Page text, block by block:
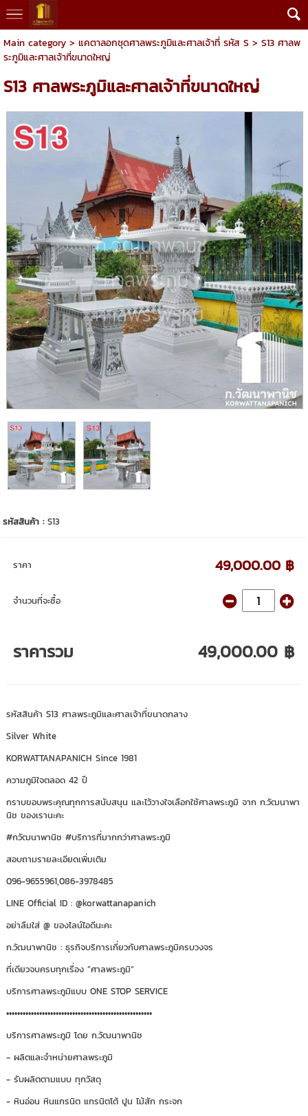
Main category> แคตาลอกชุดศาลพระภูมิและศาลเจ้าที่ รหัส S> S13 ศาลพ
ระภูมิและศาลเจ้าที่ขนาดใหญ่
S13 ศาลพระภูมิและศาลเจ้าที่ขนาดใหญ่
รหัสสินค้า :S13
ราคา 49,000.00 ฿
จำนวนที่จะซื้อ
ราคารวม 49,000.00 ฿
รหัสสินค้า S13 ศาลพระภูมิและศาลเจ้าที่ขนาดกลาง
Silver White
KORWATTANAPANICH Since 1981
ความภูมิใจตลอด 42 ปี
กราบขอบพระคุณทุกการสนับสนุน และไว้วางใจเลือกใช้ศาลพระภูมิ จาก ก.วัฒนาพา
นิช ของเรานะคะ
#กวัฒนาพานิช #บริการที่มากกว่าศาลพระภูมิ
สอบถามรายละเอียดเพิ่มเติม
096-9655961,086-3978485
LINE Official ID : @korwattanapanich
อย่าลืมใส่ @ ของไลน์ไอดีนะคะ
ก.วัฒนาพานิช : ธุรกิจบริการเกี่ยวกับศาลพระภูมิครบวงจร
ที่เดียวจบครบทุกเรื่อง ”ศาลพระภูมิ“
บริการศาลพระภูมิแบบ ONE STOP SERVICE
•••••••••••••••••••••••••••••••••••••••••••••••••••••
บริการศาลพระภูมิ โดย ก.วัฒนาพานิช
- ผลิตและจำหน่ายศาลพระภูมิ
- รับผลิตตามแบบ ทุกวัสดุ
- หินอ่อน หินแกรนิต แกรนิตโต้ ปูน ไม้สัก กระจก